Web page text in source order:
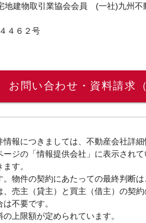
地建物取引業協会会員 (一社)九州不
４６２号
お問い合わせ・資料請求（
報につきましては、不動産会社詳
ジの「情報提供会社」に表示され
す。
物件の契約にあたっての最終判断
売主（貸主）と買主（借主）の契
不要です。
上限額が定められています。